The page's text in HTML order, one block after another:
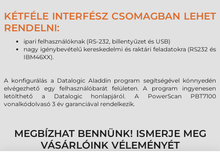
KÉTFÉLE INTERFÉSZ CSOMAGBAN LEHET
RENDELNI:
ipari felhasználóknak (RS-232, billentyűzet és USB)
nagy igénybevételű kereskedelmi és raktári feladatokra (RS232 és
IBM46XX).
A konfigurálás a Datalogic Aladdin program segítségével könnyedén
elvégezhető egy felhasználóbarát felületen. A program ingyenesen
letölthető a Datalogic honlapjáról. A PowerScan PBT7100
vonalkódolvasó 3 év garanciával rendelkezik.
MEGBÍZHAT BENNÜNK! ISMERJE MEG
VÁSÁRLÓINK VÉLEMÉNYÉT